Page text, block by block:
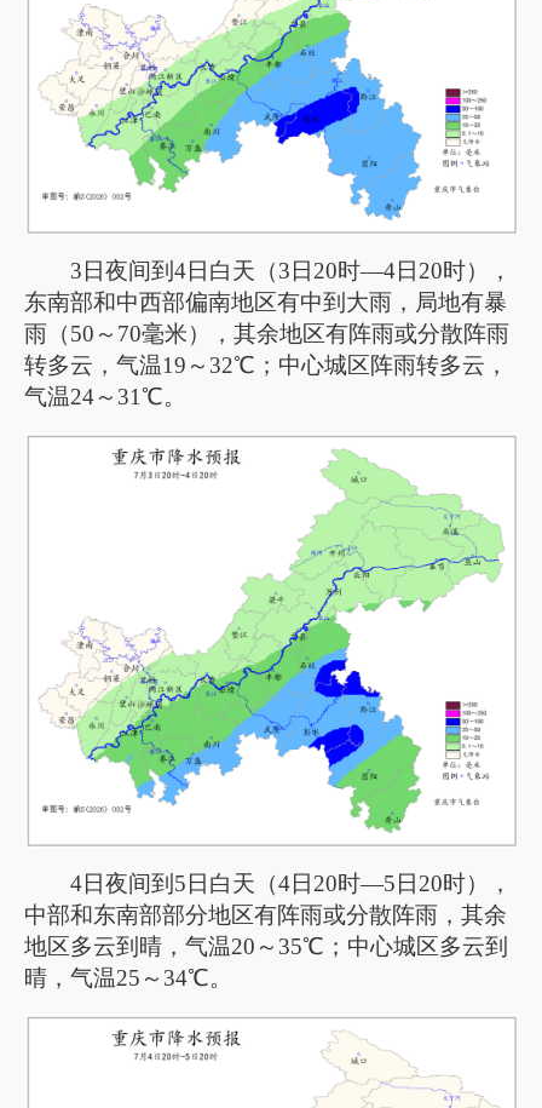
3日夜间到4日白天（3日20时—4日20时），
东南部和中西部偏南地区有中到大雨，局地有暴
雨（50～70毫米），其余地区有阵雨或分散阵雨
转多云，气温19～32℃；中心城区阵雨转多云，
气温24～31℃。
4日夜间到5日白天（4日20时—5日20时），
中部和东南部部分地区有阵雨或分散阵雨，其余
地区多云到晴，气温20～35℃；中心城区多云到
晴，气温25～34℃。